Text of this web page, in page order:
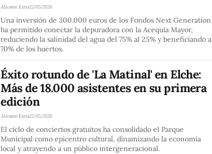
Alicante Extra22/05/2026
Una inversión de 300.000 euros de los Fondos Next Generation
ha permitido conectar la depuradora con la Acequia Mayor,
reduciendo la salinidad del agua del 75% al 25% y beneficiando
70% de los huertos.
Éxito rotundo de 'La Matinal' en Elche:
Más de 18.000 asistentes en su primera
edición
Alicante Extra22/05/2026
El ciclo de conciertos gratuitos ha consolidado el Parque
Municipal como epicentro cultural, dinamizando la economía
local y atrayendo a un público intergeneracional.